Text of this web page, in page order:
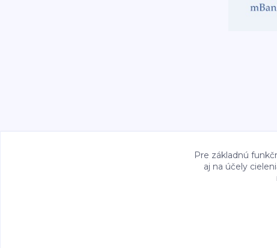
Pre základnú
aj na účely